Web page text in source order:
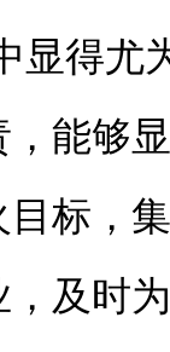
显得尤
能够
标，
及时